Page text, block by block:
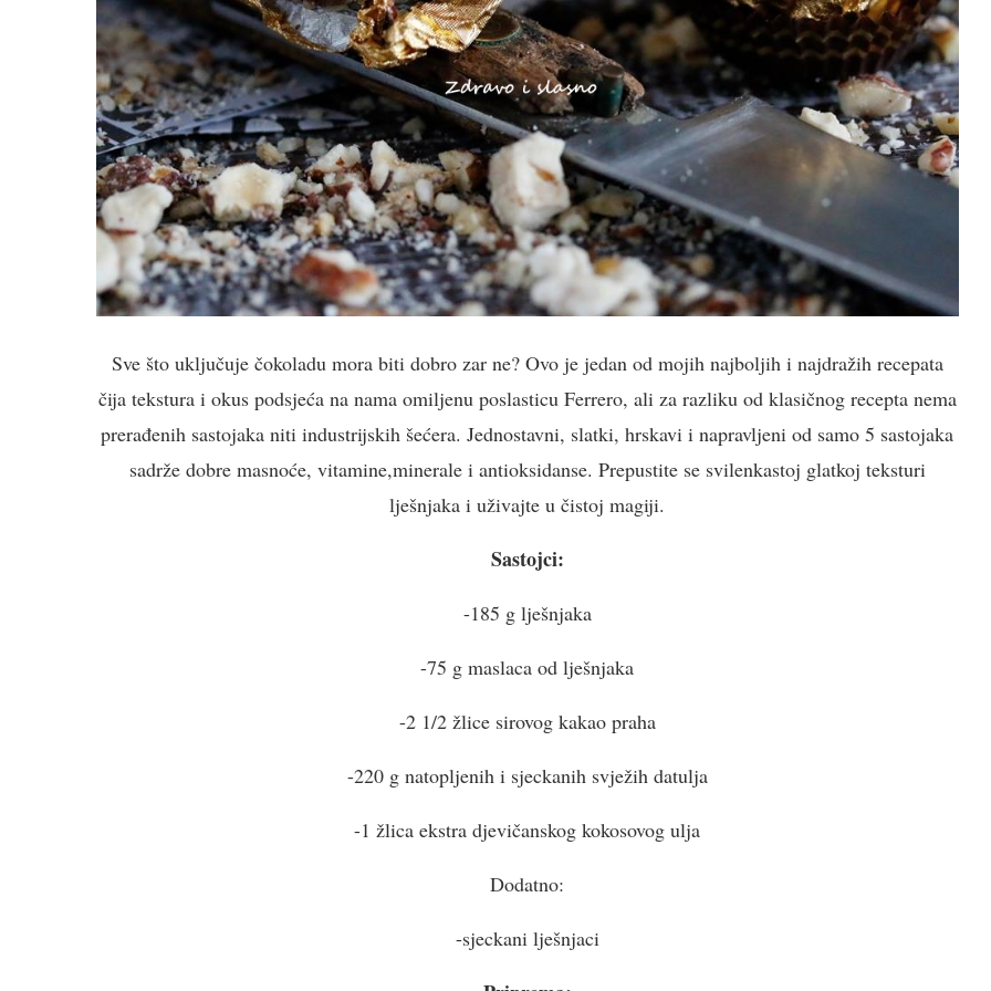
Sve što uključuje čokoladu mora biti dobro zar ne? Ovo je jedan od mojih najboljih i najdražih recepata
čija tekstura i okus podsjeća na nama omiljenu poslasticu Ferrero, ali za razliku od klasičnog recepta nema
prerađenih sastojaka niti industrijskih šećera. Jednostavni, slatki, hrskavi i napravljeni od samo 5 sastojaka
sadrže dobre masnoće, vitamine,minerale i antioksidanse. Prepustite se svilenkastoj glatkoj teksturi
lješnjaka i uživajte u čistoj magiji.
Sastojci:
-185 g lješnjaka
-75 g maslaca od lješnjaka
-2 1/2 žlice sirovog kakao praha
-220 g natopljenih i sjeckanih svježih datulja
-1 žlica ekstra djevičanskog kokosovog ulja
Dodatno:
-sjeckani lješnjaci